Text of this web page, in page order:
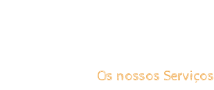
Os nossos Serviços